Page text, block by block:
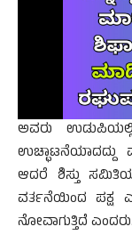
ಅವರು
ಆದರೆ ಶಿಸ್ತು
ವರ್ತನೆಯಿಂದ ಪಕ್ಷ
ನೋವಾಗುತ್ತಿದೆ ಎಂದರು.